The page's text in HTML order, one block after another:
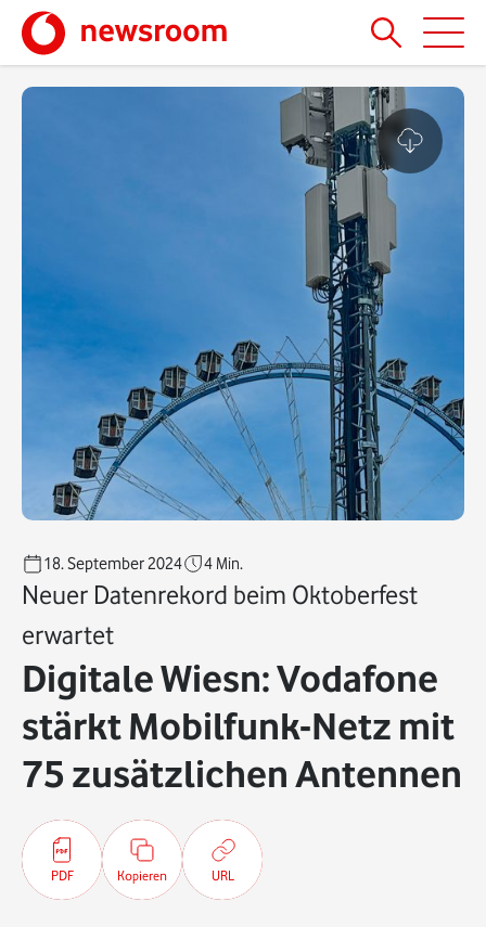
18. September 2024 4 Min.
Neuer Datenrekord beim Oktoberfest
erwartet
Digitale Wiesn: Vodafone
stärkt Mobilfunk-Netz mit
75 zusätzlichen Antennen
PDF Kopieren URL